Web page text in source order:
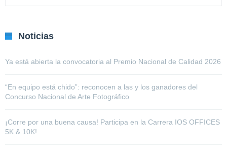
Noticias
Ya está abierta la convocatoria al Premio Nacional de Calidad 2026
“En equipo está chido”: reconocen a las y los ganadores del
Concurso Nacional de Arte Fotográfico
¡Corre por una buena causa! Participa en la Carrera IOS OFFICES
5K & 10K!